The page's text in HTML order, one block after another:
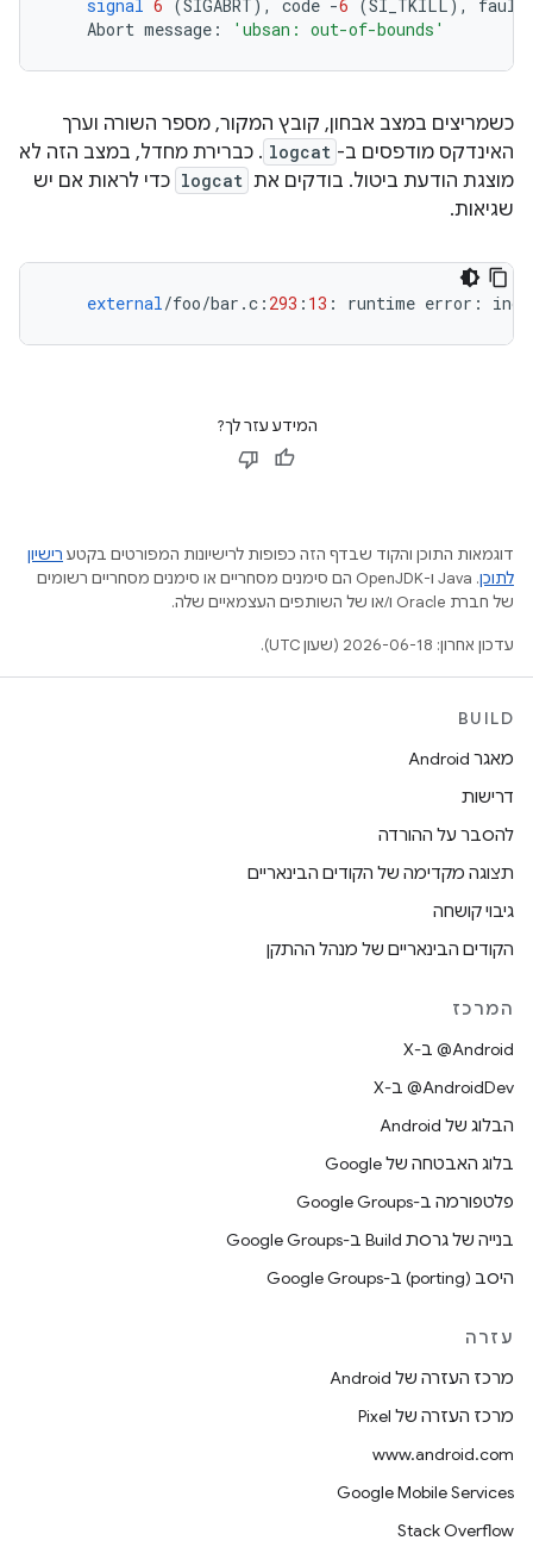
signal 6 (SIGABRT), code -6 (SI_TKILL),
fault
Abort message : 'ubsan: out-of-bounds'
כשמריצים במצב אבחון, קובץ המקור, מספר השורה וערך
האינדקס מודפסים ב- logcat . כברירת מחדל, במצב הזה לא
מוצגת הודעת ביטול. בודקים את logcat כדי לראות אם יש
שגיאות.
external/foo/bar .c : 293 : 13 : runtime error :
המידע עזר לך?
דוגמאות התוכן והקוד שבדף הזה כפופות לרישיונות המפורטים בקטע רישיון
לתוכן
.‏ Java ו-OpenJDK הם סימנים מסחריים או סימנים מסחריים רשומים
של חברת Oracle ו/או של השותפים העצמאיים שלה.
עדכון אחרון: 2026-06-18 (שעון UTC).
BUILD
מאגר Android
דרישות
להסבר על ההורדה
תצוגה מקדימה של הקודים הבינאריים
גיבוי קושחה
הקודים הבינאריים של מנהל ההתקן
המרכז
‫‎@Android ב-X
‫‎@AndroidDev ב-X
הבלוג של Android
בלוג האבטחה של Google
פלטפורמה ב-Google Groups
בנייה של גרסת Build ב-Google Groups
היסב (porting) ב-Google Groups
עזרה
מרכז העזרה של Android
מרכז העזרה של Pixel
www.android.com
Google Mobile Services
Stack Overflow